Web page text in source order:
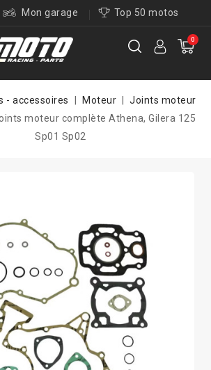
Mon garage Top 50 motos
0
- accessoires Moteur
Joints moteur
moteur complète Athena, Gilera 125
Sp01 Sp02